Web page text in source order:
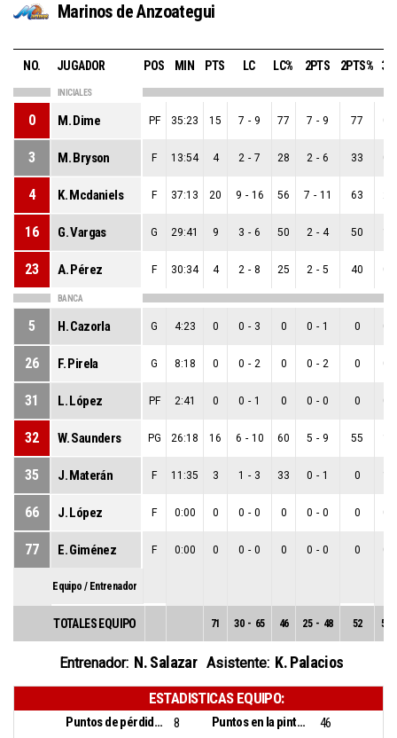
Marinos de Anzoategui
NO. JUGADOR POS MIN PTS LC LC% 2PTS 2PTS%
INICIALES
0 M. Dime PF 35:23 15 7 - 9 77 7 - 9 77 0
3 M. Bryson F 13:54 4 2 - 7 28 2 - 6 33 0
4 K. Mcdaniels F 37:13 20 9 - 16 56 7 - 11 63 2
16 G. Vargas G 29:41 9 3 - 6 50 2 - 4 50 1
23 A. Pérez F 30:34 4 2 - 8 25 2 - 5 40 0
BANCA
5 H. Cazorla G 4:23 0 0 - 3 0 0 - 1 0 0
26 F. Pirela G 8:18 0 0 - 2 0 0 - 2 0 0
31 L. López PF 2:41 0 0 - 1 0 0 - 0 0 0
32 W. Saunders PG 26:18 16 6 - 10 60 5 - 9 55 1
35 J. Materán F 11:35 3 1 - 3 33 0 - 1 0 1
66 J. López F 0:00 0 0 - 0 0 0 - 0 0 0
77 E. Giménez F 0:00 0 0 - 0 0 0 - 0 0 0
Equipo / Entrenador
TOTALES EQUIPO 71 30 - 65 46 25 - 48 52 5
Entrenador: N. Salazar Asistente: K. Palacios
ESTADISTICAS EQUIPO:
Puntos de pérdidas: 8 Puntos en la pintura:
46